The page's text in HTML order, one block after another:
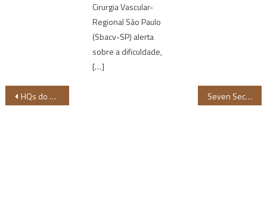
Cirurgia Vascular-
Regional São Paulo
(Sbacv-SP) alerta
sobre a dificuldade,
[…]
Navegação
HQs do Pantera Negra estão disponíveis de forma gratuita na Amazon Seven Seconds: um instante destrói a vida